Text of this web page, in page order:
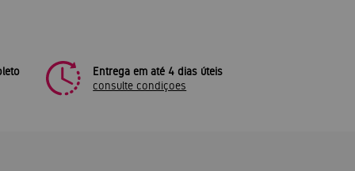
Entrega em até 4 dias úteis
consulte condiçoes